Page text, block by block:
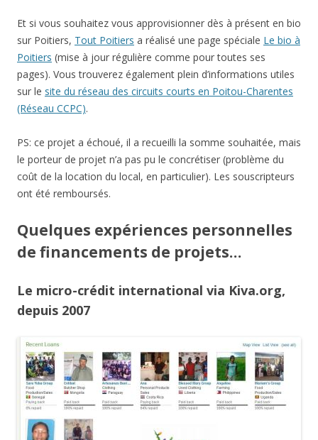
Quelques expériences personnelles
de financements de projets…
Le micro-crédit international via Kiva.org,
depuis 2007
Je vous ai déjà parlé de micro-crédit, je participe en tant que
prêteur depuis des années sur la plateforme de
pu participer à neuf projets (le montage ci-contre), sept ont
été menés à leur terme (aux Philippines, en Mongolie, au
Paraguay, au Libéria, en Ouganda, en Tanzanie, en Bolivie),
deux sont actuellement en cours, l’un auCosta Rica et l’autre
auSénégal, dont le remboursement commencera en février
2013. Lorsque les sommes prêtées sont remboursées, je les
ré-engage dans d’autres projets, même s’il est possible de